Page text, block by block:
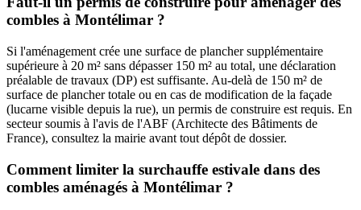
combles à Montélimar ?
Si l'aménagement crée une surface de plancher supplémentaire
supérieure à 20 m² sans dépasser 150 m² au total, une déclaration
préalable de travaux (DP) est suffisante. Au-delà de 150 m² de
surface de plancher totale ou en cas de modification de la façade
(lucarne visible depuis la rue), un permis de construire est requis. En
secteur soumis à l'avis de l'ABF (Architecte des Bâtiments de
France), consultez la mairie avant tout dépôt de dossier.
Comment limiter la surchauffe estivale dans des
combles aménagés à Montélimar ?